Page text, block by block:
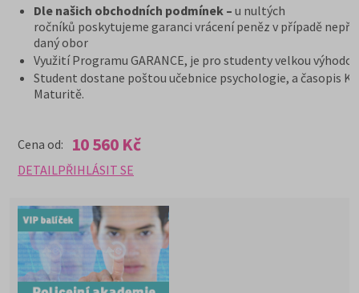
Dle našich obchodních podmínek – u nultých
ročníků poskytujeme garanci vrácení peněz v případě
daný obor
Využití Programu GARANCE, je pro studenty velkou
Student dostane poštou učebnice psychologie, a časopis
Maturitě.
Cena od: 10 560 Kč
DETAILPŘIHLÁSIT SE